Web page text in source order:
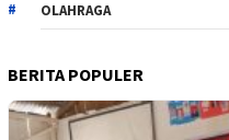
OLAHRAGA
BERITA POPULER